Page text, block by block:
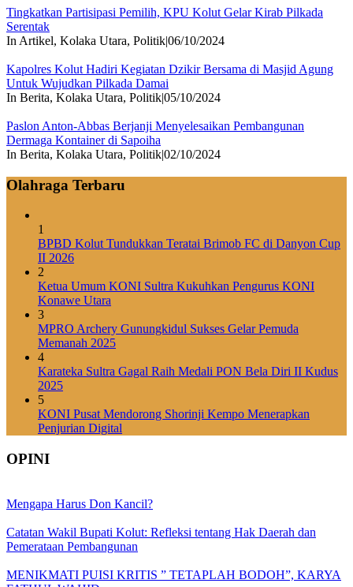
Tingkatkan Partisipasi Pemilih, KPU Kolut Gelar Kirab Pilkada
Serentak
In Artikel, Kolaka Utara, Politik|06/10/2024
Kapolres Kolut Hadiri Kegiatan Dzikir Bersama di Masjid Agung
Untuk Wujudkan Pilkada Damai
In Berita, Kolaka Utara, Politik|05/10/2024
Paslon Anton-Abbas Berjanji Menyelesaikan Pembangunan
Dermaga Kontainer di Sapoiha
In Berita, Kolaka Utara, Politik|02/10/2024
Olahraga Terbaru
1
BPBD Kolut Tundukkan Teratai Brimob FC di Danyon Cup
II 2026
2
Ketua Umum KONI Sultra Kukuhkan Pengurus KONI
Konawe Utara
3
MPRO Archery Gunungkidul Sukses Gelar Pemuda
Memanah 2025
4
Karateka Sultra Gagal Raih Medali PON Bela Diri II Kudus
2025
5
KONI Pusat Mendorong Shorinji Kempo Menerapkan
Penjurian Digital
OPINI
Mengapa Harus Don Kancil?
Catatan Wakil Bupati Kolut: Refleksi tentang Hak Daerah dan
Pemerataan Pembangunan
MENIKMATI PUISI KRITIS ” TETAPLAH BODOH”, KARYA